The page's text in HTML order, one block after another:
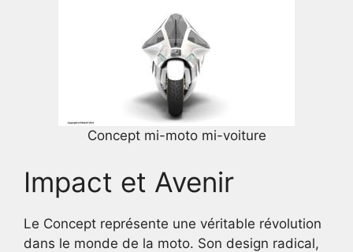
Concept mi-moto mi-voiture
Impact et Avenir
Le Concept représente une véritable révolution
dans le monde de la moto. Son design radical,